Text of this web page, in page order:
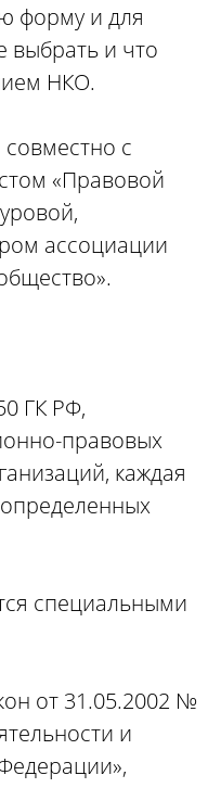
форму и для
выбрать и что
НКО.
с
«Правовой
ассоциации
ГК РФ,
правовых
каждая
специальными
от 31.05.2002 №
и